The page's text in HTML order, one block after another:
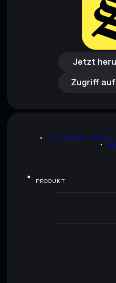
Jetzt
Jetzt
Zugriff
Zugriff
PRODUKT